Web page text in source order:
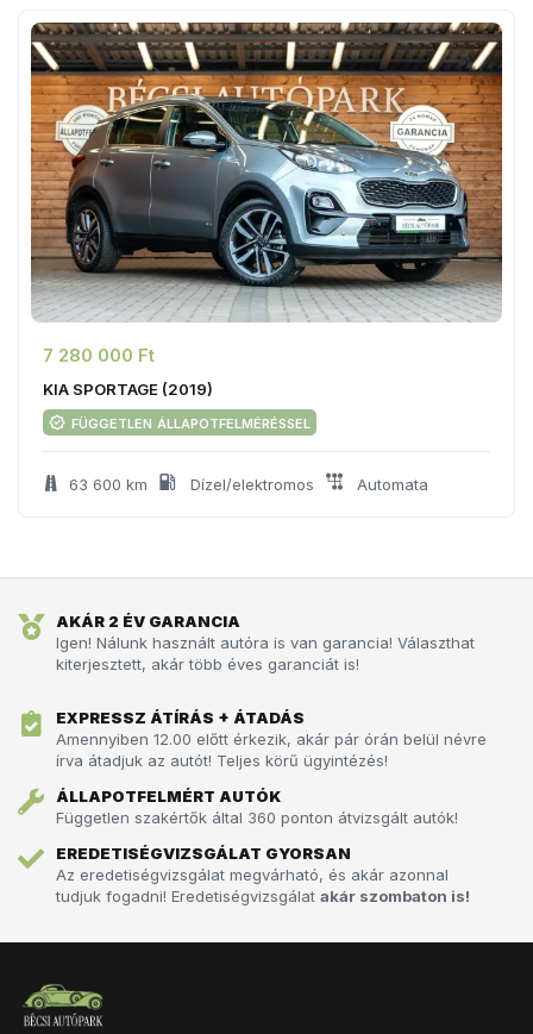
7 280 000 Ft
KIA SPORTAGE (2019)
független állapotfelméréssel
63 600 km Dízel/elektromos Automata
AKÁR 2 ÉV GARANCIA
Igen! Nálunk használt autóra is van garancia! Választhat
kiterjesztett, akár több éves garanciát is!
EXPRESSZ ÁTÍRÁS + ÁTADÁS
Amennyiben 12.00 előtt érkezik, akár pár órán belül névre
írva átadjuk az autót!­­­ Teljes körű ügyintézés!
ÁLLAPOTFELMÉRT AUTÓK
Független szakértők által 360 ponton átvizsgált autók!
EREDETISÉGVIZSGÁLAT GYORSAN
Az eredetiségvizsgálat megvárható, és akár azonnal
tudjuk fogadni! Eredetiségvizsgálat akár szombaton is!